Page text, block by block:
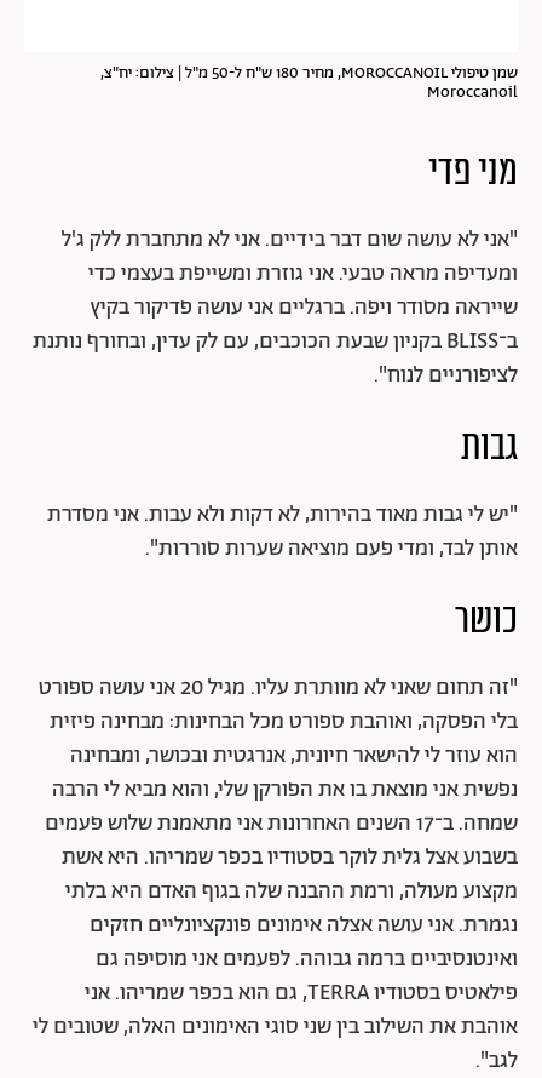
שמן טיפולי MOROCCANOIL, מחיר 180 ש"ח ל-50 מ"ל | צילום: יח"צ,
Moroccanoil
מני פדי
"אני לא עושה שום דבר בידיים. אני לא מתחברת ללק ג'ל
ומעדיפה מראה טבעי. אני גוזרת ומשייפת בעצמי כדי
שייראה מסודר ויפה. ברגליים אני עושה פדיקור בקיץ
ב־BLISS בקניון שבעת הכוכבים, עם לק עדין, ובחורף נותנת
לציפורניים לנוח".
גבות
"יש לי גבות מאוד בהירות, לא דקות ולא עבות. אני מסדרת
אותן לבד, ומדי פעם מוציאה שערות סוררות".
כושר
"זה תחום שאני לא מוותרת עליו. מגיל 20 אני עושה ספורט
בלי הפסקה, ואוהבת ספורט מכל הבחינות: מבחינה פיזית
הוא עוזר לי להישאר חיונית, אנרגטית ובכושר, ומבחינה
נפשית אני מוצאת בו את הפורקן שלי, והוא מביא לי הרבה
שמחה. ב־17 השנים האחרונות אני מתאמנת שלוש פעמים
בשבוע אצל גלית לוקר בסטודיו בכפר שמריהו. היא אשת
מקצוע מעולה, ורמת ההבנה שלה בגוף האדם היא בלתי
נגמרת. אני עושה אצלה אימונים פונקציונליים חזקים
ואינטנסיביים ברמה גבוהה. לפעמים אני מוסיפה גם
פילאטיס בסטודיו TERRA, גם הוא בכפר שמריהו. אני
אוהבת את השילוב בין שני סוגי האימונים האלה, שטובים לי
לגב".